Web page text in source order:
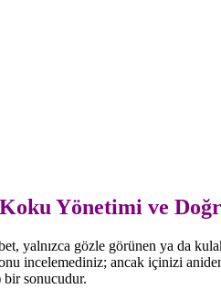
Yönetimi ve
yalnızca gözle görünen ya da
incelemediniz; ancak içinizi
bir sonucudur.